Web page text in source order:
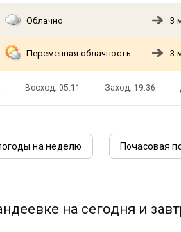
Облачно 3
Переменная облачность 3
Восход: 05:11 Заход: 19:36
на неделю Почасовая
на сегодня и